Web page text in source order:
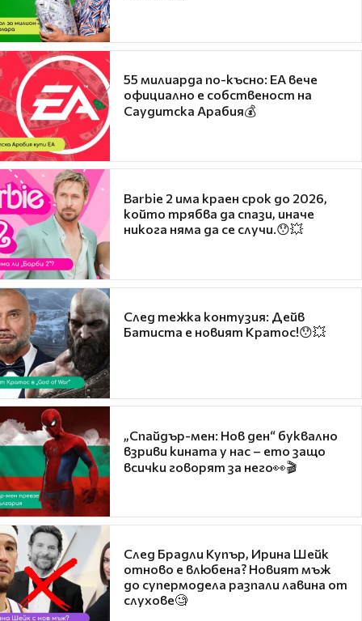
55 милиарда по-късно: EA вече
официално е собственост на
Саудитска Арабия💰
Barbie 2 има краен срок до 2026,
който трябва да спази, иначе
никога няма да се случи.😯💥
След тежка контузия: Дейв
Батиста е новият Кратос!😯💥
„Спайдър-мен: Нов ден“ буквално
взриви кината у нас – ето защо
всички говорят за него👀🎬
След Брадли Купър, Ирина Шейк
отново е влюбена? Новият мъж
до супермодела разпали лавина от
слухове🧐